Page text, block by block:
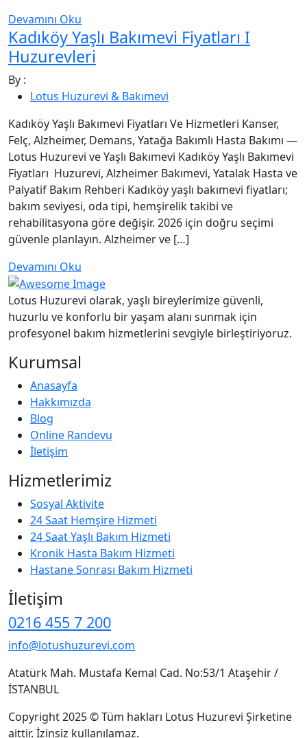
Devamını Oku
Kadıköy Yaşlı Bakımevi Fiyatları I
Huzurevleri
By :
Lotus Huzurevi & Bakımevi
Kadıköy Yaşlı Bakımevi Fiyatları Ve Hizmetleri Kanser,
Felç, Alzheimer, Demans, Yatağa Bakımlı Hasta Bakımı —
Lotus Huzurevi ve Yaşlı Bakımevi Kadıköy Yaşlı Bakımevi
Fiyatları Huzurevi, Alzheimer Bakımevi, Yatalak Hasta ve
Palyatif Bakım Rehberi Kadıköy yaşlı bakımevi fiyatları;
bakım seviyesi, oda tipi, hemşirelik takibi ve
rehabilitasyona göre değişir. 2026 için doğru seçimi
güvenle planlayın. Alzheimer ve […]
Devamını Oku
Lotus Huzurevi olarak, yaşlı bireylerimize güvenli,
huzurlu ve konforlu bir yaşam alanı sunmak için
profesyonel bakım hizmetlerini sevgiyle birleştiriyoruz.
Kurumsal
Anasayfa
Hakkımızda
Blog
Online Randevu
İletişim
Hizmetlerimiz
Sosyal Aktivite
24 Saat Hemşire Hizmeti
24 Saat Yaşlı Bakım Hizmeti
Kronik Hasta Bakım Hizmeti
Hastane Sonrası Bakım Hizmeti
İletişim
0216 455 7 200
info@lotushuzurevi.com
Atatürk Mah. Mustafa Kemal Cad. No:53/1 Ataşehir /
İSTANBUL
Copyright 2025 © Tüm hakları Lotus Huzurevi Şirketine
aittir. İzinsiz kullanılamaz.